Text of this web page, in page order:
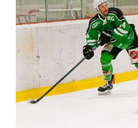
Paper
App